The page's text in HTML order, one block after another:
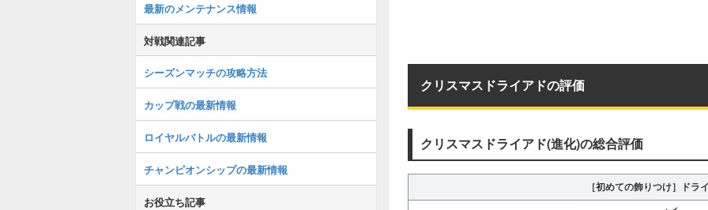
クリスマスドライアドの評価
クリスマスドライアド(進化)の総合評価
［初めての飾りつけ］ドラ
最新のメンテナンス情報
対戦関連記事
シーズンマッチの攻略方法
カップ戦の最新情報
ロイヤルバトルの最新情報
チャンピオンシップの最新情報
お役立ち記事